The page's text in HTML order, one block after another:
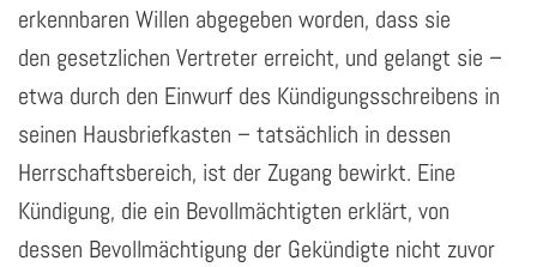
erkennbaren Willen abgegeben worden, dass sie
den gesetzlichen Vertreter erreicht, und gelangt sie –
etwa durch den Einwurf des Kündigungsschreibens in
seinen Hausbriefkasten – tatsächlich in dessen
Herrschaftsbereich, ist der Zugang bewirkt. Eine
Kündigung, die ein Bevollmächtigten erklärt, von
dessen Bevollmächtigung der Gekündigte nicht zuvor